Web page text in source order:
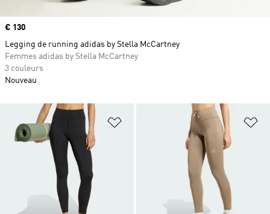
Ajouter à la Liste de produits
Prix
€ 130
Legging de running adidas by Stella McCartney
Femmes adidas by Stella McCartney
3 couleurs
Nouveau